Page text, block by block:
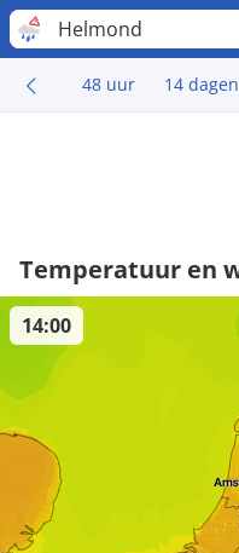
Helmond
48 uur 14 dagen
Temperatuur en
14:00